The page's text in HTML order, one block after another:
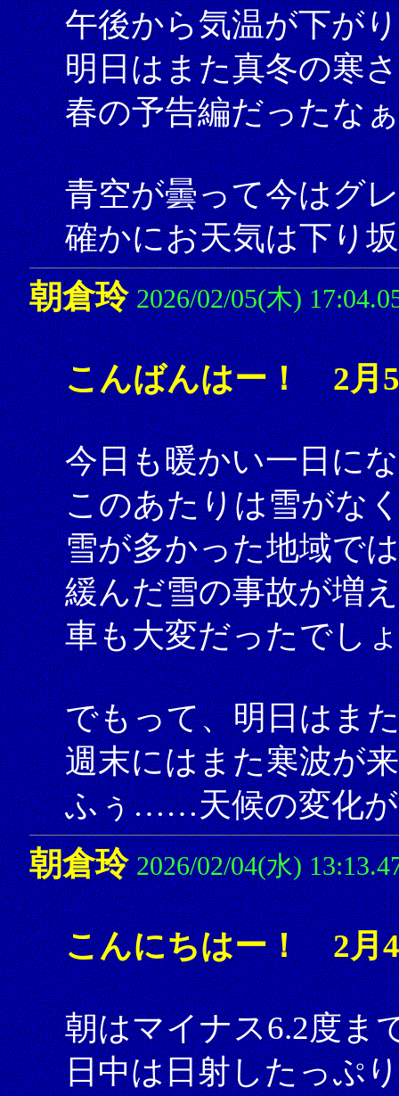
午後から気温が下が
明日はまた真冬の寒
春の予告編だったな
青空が曇って今はグ
確かにお天気は下り
朝倉玲 2026/02/05(木)
こんばんはー！ 2月
今日も暖かい一日に
このあたりは雪がな
雪が多かった地域で
緩んだ雪の事故が増
車も大変だったでし
でもって、明日はま
週末にはまた寒波が
ふぅ……天候の変化が
朝倉玲 2026/02/04(水)
こんにちはー！ 2月
朝はマイナス6.2度ま
日中は日射したっぷ